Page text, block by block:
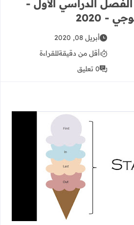
الفصل الدراسي الأول -
- 2020
أبريل 08, 2020
أقل من دقيقةللقراءة
0 تعليق